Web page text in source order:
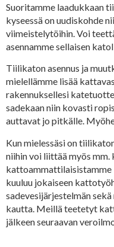
Suoritamme laadukkaan
kyseessä on uudiskohde
viimeistelytöihin. Voi
asennamme sellaisen
Tiilikaton asennus ja
mielellämme lisää
rakennuksellesi
sadekaan niin kovasti
auttavat jo pitkälle.
Kun mielessäsi on
niihin voi liittää myös
kattoammattilaisistamme
kuuluu jokaiseen
sadevesijärjestelmän
kautta. Meillä teetetyt
jälkeen seuraavan